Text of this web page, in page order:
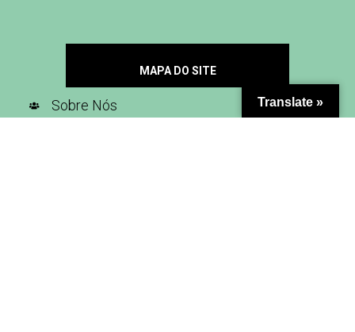
MAPA DO SITE
Sobre Nós
Translate »